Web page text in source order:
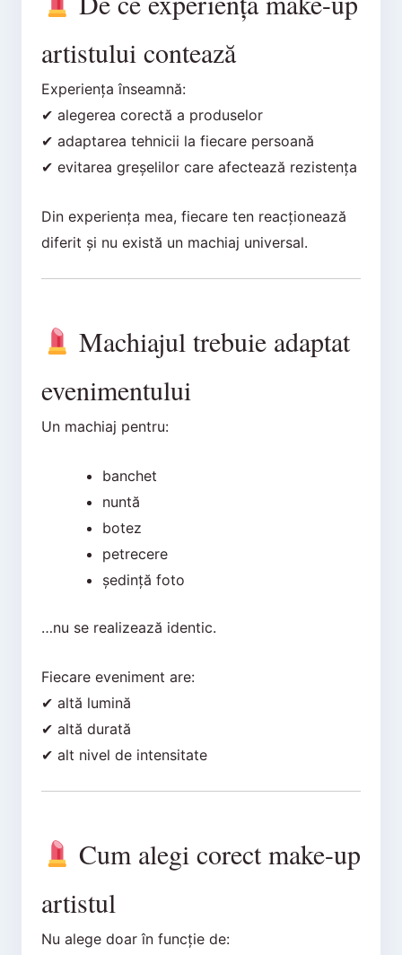
artistului contează
Experiența înseamnă:
✔ alegerea corectă a produselor
✔ adaptarea tehnicii la fiecare persoană
✔ evitarea greșelilor care afectează rezistența
Din experiența mea, fiecare ten reacționează
diferit și nu există un machiaj universal.
Machiajul trebuie adaptat
evenimentului
Un machiaj pentru:
banchet
nuntă
botez
petrecere
ședință foto
…nu se realizează identic.
Fiecare eveniment are:
✔ altă lumină
✔ altă durată
✔ alt nivel de intensitate
Cum alegi corect make-up
artistul
Nu alege doar în funcție de: